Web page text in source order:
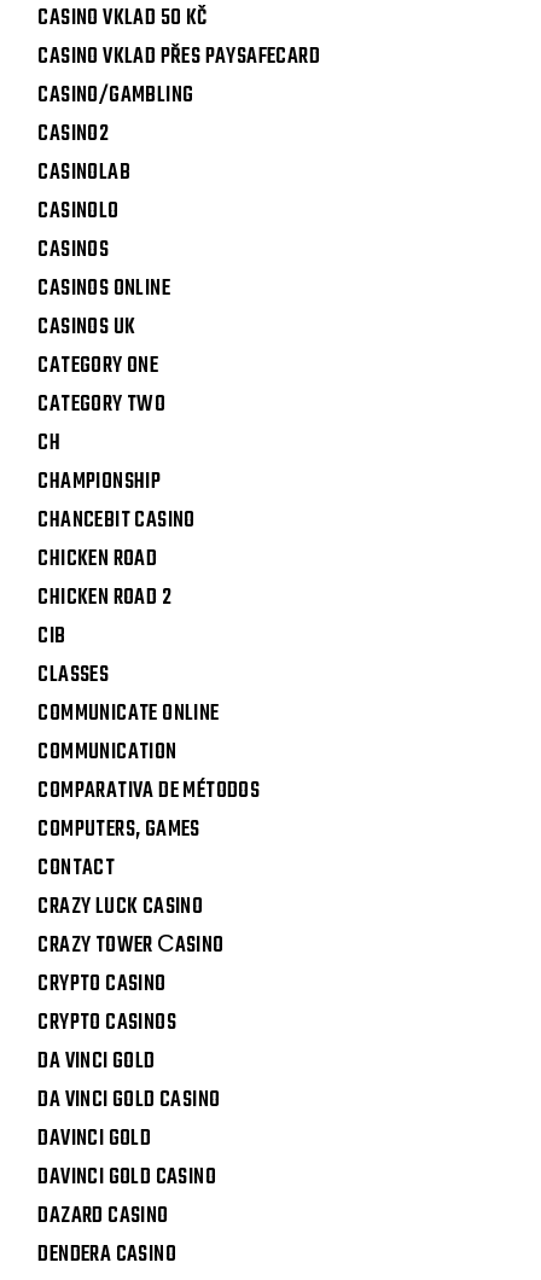
CASINO VKLAD 50 KČ
CASINO VKLAD PŘES PAYSAFECARD
CASINO/GAMBLING
CASINO2
CASINOLAB
CASINOLO
CASINOS
CASINOS ONLINE
CASINOS UK
CATEGORY ONE
CATEGORY TWO
CH
CHAMPIONSHIP
CHANCEBIT CASINO
CHICKEN ROAD
CHICKEN ROAD 2
CIB
CLASSES
COMMUNICATE ONLINE
COMMUNICATION
COMPARATIVA DE MÉTODOS
COMPUTERS, GAMES
CONTACT
CRAZY LUCK CASINO
CRAZY TOWER СASINO
CRYPTO CASINO
CRYPTO CASINOS
DA VINCI GOLD
DA VINCI GOLD CASINO
DAVINCI GOLD
DAVINCI GOLD CASINO
DAZARD CASINO
DENDERA CASINO